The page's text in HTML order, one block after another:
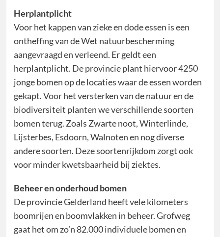
Herplantplicht
Voor het kappen van zieke en dode essen is een
ontheffing van de Wet natuurbescherming
aangevraagd en verleend. Er geldt een
herplantplicht. De provincie plant hiervoor 4250
jonge bomen op de locaties waar de essen worden
gekapt. Voor het versterken van de natuur en de
biodiversiteit planten we verschillende soorten
bomen terug. Zoals Zwarte noot, Winterlinde,
Lijsterbes, Esdoorn, Walnoten en nog diverse
andere soorten. Deze soortenrijkdom zorgt ook
voor minder kwetsbaarheid bij ziektes.
Beheer en onderhoud bomen
De provincie Gelderland heeft vele kilometers
boomrijen en boomvlakken in beheer. Grofweg
gaat het om zo’n 82.000 individuele bomen en